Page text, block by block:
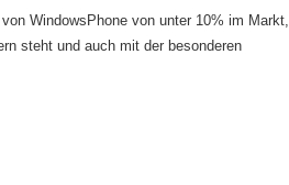
WindowsPhone von unter 10% im Markt,
steht und auch mit der besonderen